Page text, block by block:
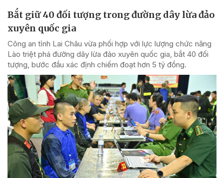
Bắt giữ 40 đối tượng trong đường dây lừa đảo
xuyên quốc gia
Công an tỉnh Lai Châu vừa phối hợp với lực lượng chức năng
Lào triệt phá đường dây lừa đảo xuyên quốc gia, bắt 40 đối
tượng, bước đầu xác định chiếm đoạt hơn 5 tỷ đồng.